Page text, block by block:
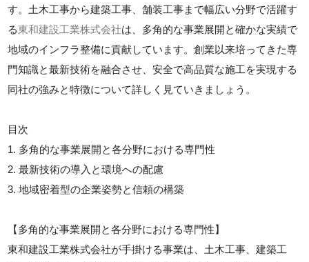
す。土木工事から建築工事、舗装工事まで幅広い分野で活躍す
る東和建設工業株式会社は、多角的な事業展開と確かな実績で
地域のインフラ整備に貢献しています。創業以来培ってきた専
門知識と最新技術を融合させ、安全で高品質な施工を実現する
同社の強みと特徴について詳しく見ていきましょう。
目次
1. 多角的な事業展開と各分野における専門性
2. 最新技術の導入と環境への配慮
3. 地域密着型の企業姿勢と信頼の構築
【多角的な事業展開と各分野における専門性】
東和建設工業株式会社が手掛ける事業は、土木工事、建築工